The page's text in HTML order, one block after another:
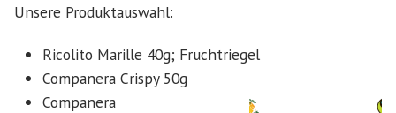
Unsere Produktauswahl:
Ricolito Marille 40g; Fruchtriegel
Companera Crispy 50g
Companera